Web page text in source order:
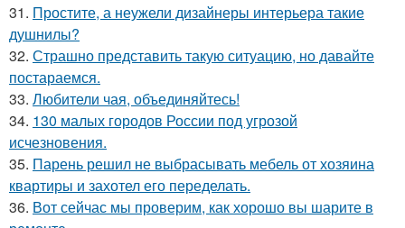
31. Простите, а неужели дизайнеры интерьера такие
душнилы?
32. Страшно представить такую ситуацию, но давайте
постараемся.
33. Любители чая, объединяйтесь!
34. 130 малых городов России под угрозой
исчезновения.
35. Парень решил не выбрасывать мебель от хозяина
квартиры и захотел его переделать.
36. Вот сейчас мы проверим, как хорошо вы шарите в